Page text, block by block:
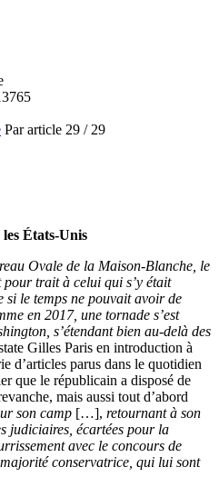
Par article 29 / 29
États-Unis
Ovale de la Maison-Blanche, le
trait à celui qui s’y était
si le temps ne pouvait avoir de
en 2017, une tornade s’est
s’étendant bien au-delà des
Gilles Paris en introduction à
d’articles parus dans le quotidien
que le républicain a disposé de
mais aussi tout d’abord
son camp […], retournant à son
judiciaires, écartées pour la
avec le concours de
conservatrice, qui lui sont